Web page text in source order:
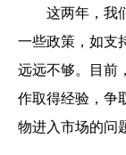
这两年，我们
一些政策，如支
远远不够。目前
作取得经验，争
物进入市场的问